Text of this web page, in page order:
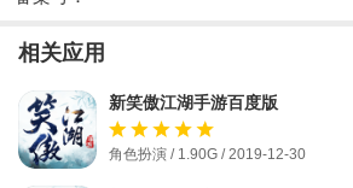
相关应用
新笑傲江湖手游百度版
角色扮演 / 1.90G / 2019-12-30